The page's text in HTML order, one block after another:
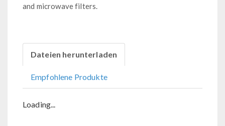
and microwave filters.
Dateien herunterladen
Empfohlene Produkte
Loading...